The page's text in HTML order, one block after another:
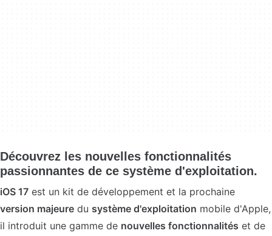
Découvrez les nouvelles fonctionnalités
passionnantes de ce système d'exploitation.
iOS 17 est un kit de développement et la prochaine
version majeure du système d'exploitation mobile d'Apple,
il introduit une gamme de nouvelles fonctionnalités et de